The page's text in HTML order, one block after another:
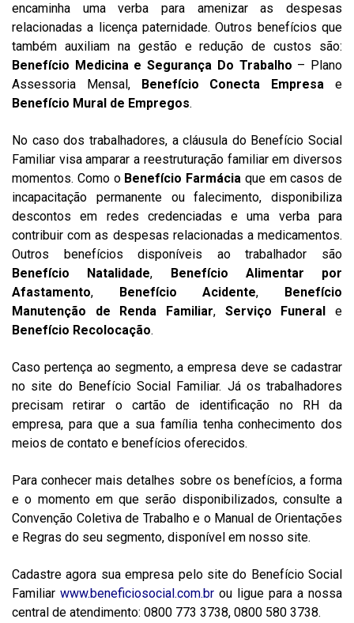
encaminha uma verba para amenizar as despesas
relacionadas a licença paternidade. Outros benefícios que
também auxiliam na gestão e redução de custos são:
Benefício Medicina e Segurança Do Trabalho – Plano
Assessoria Mensal, Benefício Conecta Empresa e
Benefício Mural de Empregos.
No caso dos trabalhadores, a cláusula do Benefício Social
Familiar visa amparar a reestruturação familiar em diversos
momentos. Como o Benefício Farmácia que em casos de
incapacitação permanente ou falecimento, disponibiliza
descontos em redes credenciadas e uma verba para
contribuir com as despesas relacionadas a medicamentos.
Outros benefícios disponíveis ao trabalhador são
Benefício Natalidade, Benefício Alimentar por
Afastamento, Benefício Acidente, Benefício
Manutenção de Renda Familiar, Serviço Funeral e
Benefício Recolocação.
Caso pertença ao segmento, a empresa deve se cadastrar
no site do Benefício Social Familiar. Já os trabalhadores
precisam retirar o cartão de identificação no RH da
empresa, para que a sua família tenha conhecimento dos
meios de contato e benefícios oferecidos.
Para conhecer mais detalhes sobre os benefícios, a forma
e o momento em que serão disponibilizados, consulte a
Convenção Coletiva de Trabalho e o Manual de Orientações
e Regras do seu segmento, disponível em nosso site.
Cadastre agora sua empresa pelo site do Benefício Social
Familiar www.beneficiosocial.com.br ou ligue para a nossa
central de atendimento: 0800 773 3738, 0800 580 3738.